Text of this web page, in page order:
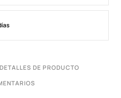
DETALLES DE PRODUCTO